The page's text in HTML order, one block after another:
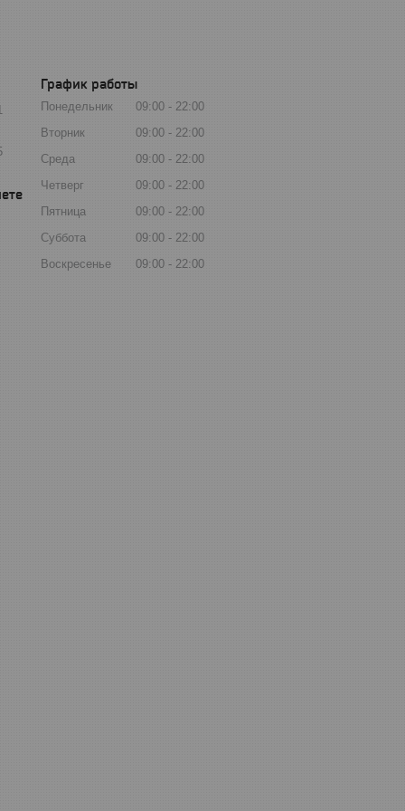
График работы
Понедельник 09:00
22:00
Вторник
09:00
22:00
Среда
09:00
22:00
Четверг
09:00
22:00
Пятница
09:00
22:00
Суббота
09:00
22:00
Воскресенье
09:00 22:00